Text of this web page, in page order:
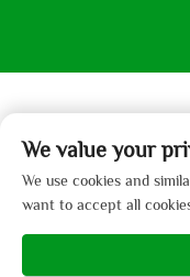
Droits d'auteur ©
Ltd.
We value your
We use cookies and
want to accept all